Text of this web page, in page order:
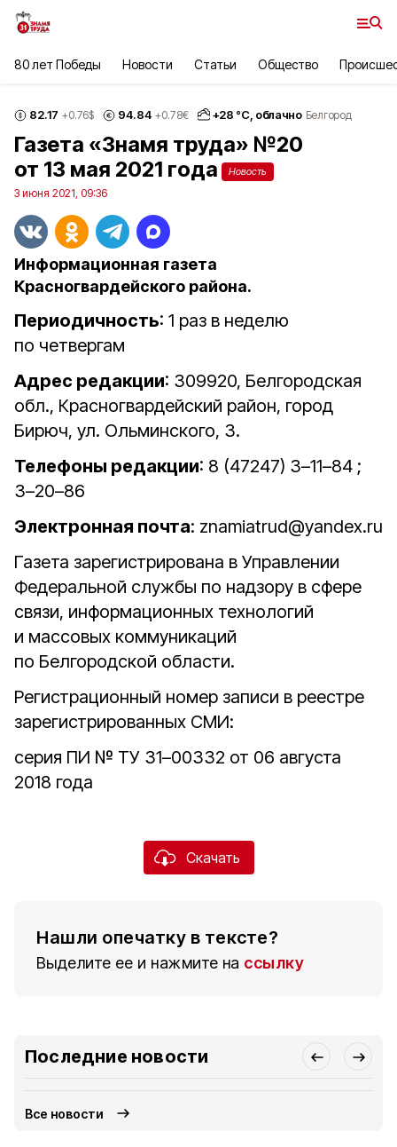
80 лет Победы Новости Статьи Общество
82.17 +0.76$ 94.84 +0.78€ +28 °С, облачно Белгород
Газета «Знамя труда» №20
от 13 мая 2021 года
Новость
3 июня 2021, 09:36
Информационная газета
Красногвардейского района.
Периодичность: 1 раз в неделю
по четвергам
Адрес редакции: 309920, Белгородская
обл., Красногвардейский район, город
Бирюч, ул. Ольминского, 3.
Телефоны редакции: 8 (47247) 3–11–84 ;
3–20–86
Электронная почта: znamiatrud@yandex.ru
Газета зарегистрирована в Управлении
Федеральной службы по надзору в сфере
связи, информационных технологий
и массовых коммуникаций
по Белгородской области.
Регистрационный номер записи в реестре
зарегистрированных СМИ:
серия ПИ № ТУ 31–00332 от 06 августа
2018 года
Скачать
Нашли опечатку в тексте?
Выделите ее и нажмите на ссылку
Последние новости
Все новости